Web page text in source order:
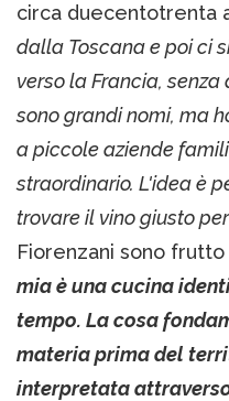
circa duecentotrenta
dalla Toscana e poi ci
verso la Francia,
sono grandi nomi, ma
a piccole aziende
straordinario. L'idea è
trovare il vino giusto
Fiorenzani sono
mia è una cucina
tempo. La cosa
materia prima del
interpretata